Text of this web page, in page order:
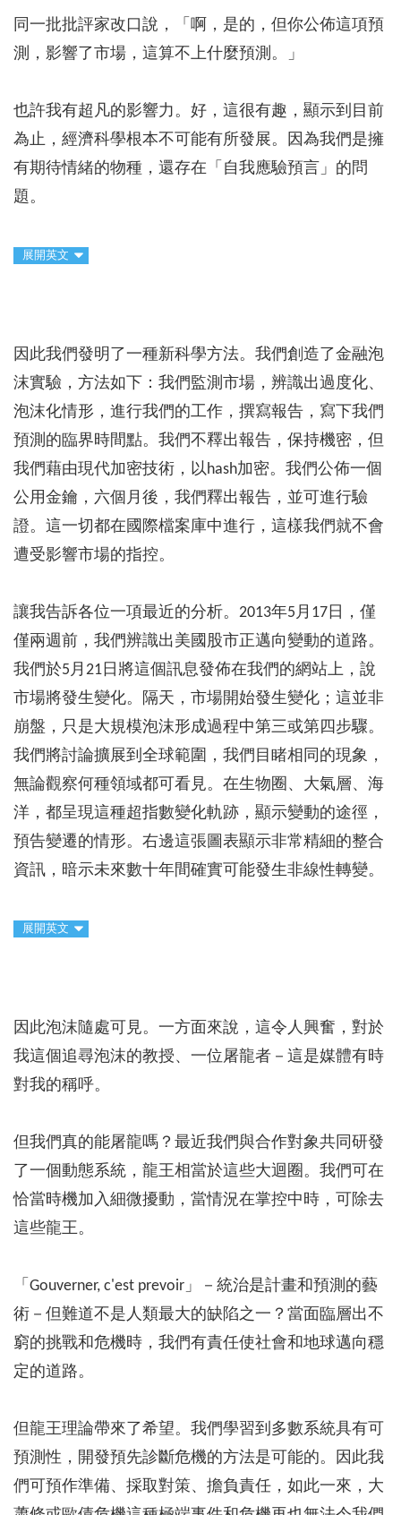
同一批批評家改口說，「啊，是的，但你公佈這項預
測，影響了市場，這算不上什麼預測。」
也許我有超凡的影響力。好，這很有趣，顯示到目前
為止，經濟科學根本不可能有所發展。因為我們是擁
有期待情緒的物種，還存在「自我應驗預言」的問
題。
展開英文
因此我們發明了一種新科學方法。我們創造了金融泡
沫實驗，方法如下：我們監測市場，辨識出過度化、
泡沫化情形，進行我們的工作，撰寫報告，寫下我們
預測的臨界時間點。我們不釋出報告，保持機密，但
我們藉由現代加密技術，以hash加密。我們公佈一個
公用金鑰，六個月後，我們釋出報告，並可進行驗
證。這一切都在國際檔案庫中進行，這樣我們就不會
遭受影響市場的指控。
讓我告訴各位一項最近的分析。2013年5月17日，僅
僅兩週前，我們辨識出美國股市正邁向變動的道路。
我們於5月21日將這個訊息發佈在我們的網站上，說
市場將發生變化。隔天，市場開始發生變化；這並非
崩盤，只是大規模泡沫形成過程中第三或第四步驟。
我們將討論擴展到全球範圍，我們目睹相同的現象，
無論觀察何種領域都可看見。在生物圈、大氣層、海
洋，都呈現這種超指數變化軌跡，顯示變動的途徑，
預告變遷的情形。右邊這張圖表顯示非常精細的整合
資訊，暗示未來數十年間確實可能發生非線性轉變。
展開英文
因此泡沫隨處可見。一方面來說，這令人興奮，對於
我這個追尋泡沫的教授、一位屠龍者－這是媒體有時
對我的稱呼。
但我們真的能屠龍嗎？最近我們與合作對象共同研發
了一個動態系統，龍王相當於這些大迴圈。我們可在
恰當時機加入細微擾動，當情況在掌控中時，可除去
這些龍王。
「Gouverner, c'est prevoir」－統治是計畫和預測的藝
術－但難道不是人類最大的缺陷之一？當面臨層出不
窮的挑戰和危機時，我們有責任使社會和地球邁向穩
定的道路。
但龍王理論帶來了希望。我們學習到多數系統具有可
預測性，開發預先診斷危機的方法是可能的。因此我
們可預作準備、採取對策、擔負責任，如此一來，大